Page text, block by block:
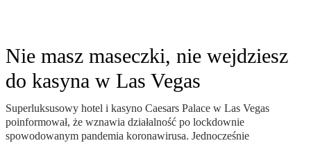
Nie masz maseczki, nie wejdziesz
do kasyna w Las Vegas
Superluksusowy hotel i kasyno Caesars Palace w Las Vegas
poinformował, że wznawia działalność po lockdownie
spowodowanym pandemia koronawirusa. Jednocześnie